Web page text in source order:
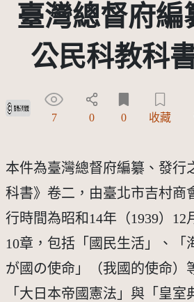
臺灣總督府編
公民科教科
受著作權法保護-僅限於本平台有限度公開瀏覽
7 0 0 收藏
本件為臺灣總督府編纂、發行
科書》卷二，由臺北市吉村商
行時間為昭和14年（1939）12
10章，包括「國民生活」、「
が國の使命」（我國的使命）
「大日本帝國憲法」與「皇室